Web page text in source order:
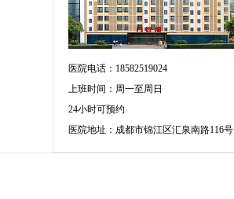
医院电话：18582519024
上班时间：周一至周日
24小时可预约
医院地址：成都市锦江区汇泉南路116号